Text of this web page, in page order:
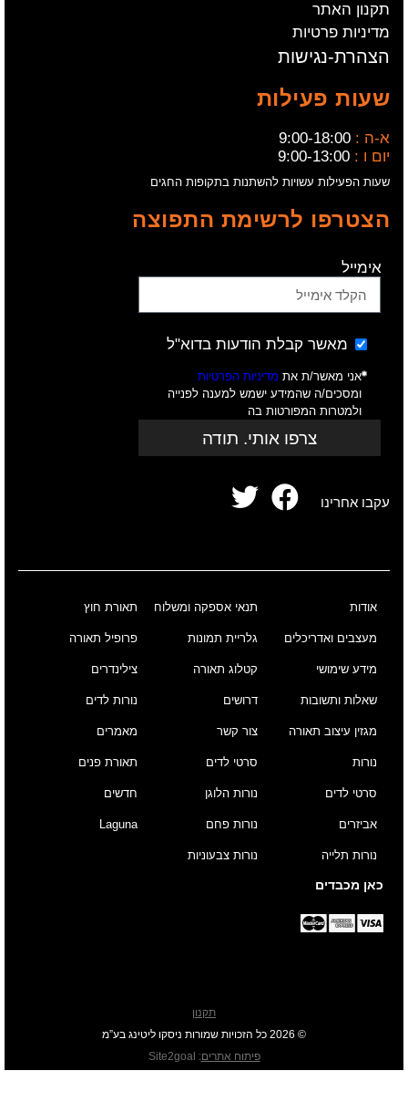
תקנון האתר
מדיניות פרטיות
הצהרת-נגישות
שעות פעילות
א-ה : 9:00-18:00
יום ו : 9:00-13:00
שעות הפעילות עשויות להשתנות בתקופות החגים
הצטרפו לרשימת התפוצה
אימייל
מאשר קבלת הודעות בדוא"ל
אני מאשר/ת את מדיניות הפרטיות
ומסכים/ה שהמידע ישמש למענה לפנייה
ולמטרות המפורטות בה
צרפו אותי. תודה
עקבו אחרינו
אודות
מעצבים ואדריכלים
מידע שימושי
שאלות ותשובות
מגזין עיצוב תאורה
תנאי אספקה ומשלוח
גלריית תמונות
קטלוג תאורה
דרושים
צור קשר
תאורת חוץ
פרופיל תאורה
צילינדרים
נורות לדים
מאמרים
נורות
סרטי לדים
אביזרים
נורות תלייה
סרטי לדים
נורות הלוגן
נורות פחם
נורות צבעוניות
תאורת פנים
חדשים
Laguna
כאן מכבדים
תקנון
© 2026 כל הזכויות שמורות ניסקו ליטינג בע”מ
פיתוח אתרים:
Site2goal